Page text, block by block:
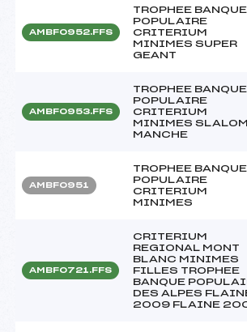
AMBF0952.FFS
TROPHEE BANQUE
POPULAIRE
CRITERIUM
MINIMES SUPER
GEANT
AMBF0953.FFS
TROPHEE BANQUE
POPULAIRE
CRITERIUM
MINIMES
MANCHE
AMBF0951
TROPHEE BANQUE
POPULAIRE
CRITERIUM
MINIMES
AMBF0721.FFS
CRITERIUM
REGIONAL MONT
BLANC MINIMES
FILLES TROPHEE
BANQUE
DES ALPES
2009 FLAINE